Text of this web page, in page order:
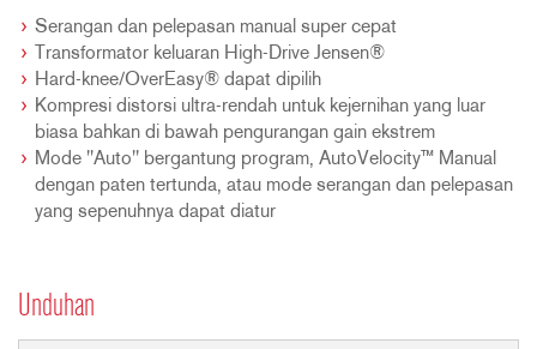
Serangan dan pelepasan manual super cepat
Transformator keluaran High-Drive Jensen®
Hard-knee/OverEasy® dapat dipilih
Kompresi distorsi ultra-rendah untuk kejernihan yang luar
biasa bahkan di bawah pengurangan gain ekstrem
Mode "Auto" bergantung program, AutoVelocity™ Manual
dengan paten tertunda, atau mode serangan dan pelepasan
yang sepenuhnya dapat diatur
Unduhan